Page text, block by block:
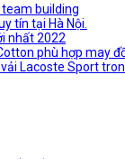
team building
tín tại Hà Nội.
nhất 2022
phù hợp may
Lacoste Sport